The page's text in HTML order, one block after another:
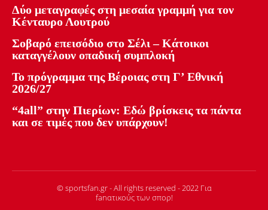
Δύο μεταγραφές στη μεσαία γραμμή για τον
Κένταυρο Λουτρού
Σοβαρό επεισόδιο στο Σέλι – Κάτοικοι
καταγγέλουν οπαδική συμπλοκή
Το πρόγραμμα της Βέροιας στη Γ’ Εθνική
2026/27
“4all” στην Πιερίων: Εδώ βρίσκεις τα πάντα
και σε τιμές που δεν υπάρχουν!
© sportsfan.gr - All rights reserved - 2022 Για
fanατικούς των σπορ!